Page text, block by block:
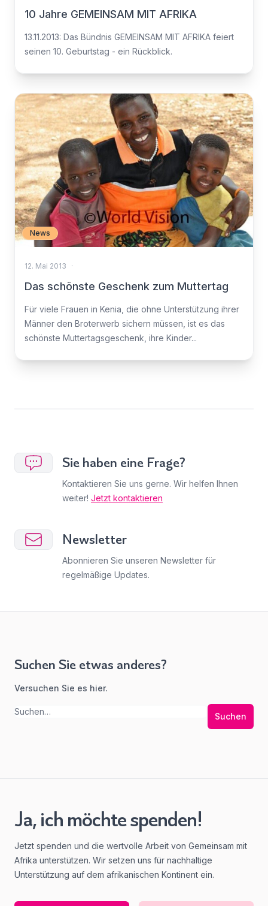
10 Jahre GEMEINSAM MIT AFRIKA
13.11.2013: Das Bündnis GEMEINSAM MIT AFRIKA feiert
seinen 10. Geburtstag - ein Rückblick.
News
12. Mai 2013 ·
Das schönste Geschenk zum Muttertag
Für viele Frauen in Kenia, die ohne Unterstützung ihrer
Männer den Broterwerb sichern müssen, ist es das
schönste Muttertagsgeschenk, ihre Kinder...
Sie haben eine Frage?
Kontaktieren Sie uns gerne. Wir helfen Ihnen
weiter! Jetzt kontaktieren
Newsletter
Abonnieren Sie unseren Newsletter für
regelmäßige Updates.
Suchen Sie etwas anderes?
Versuchen Sie es hier.
Suchen
Ja, ich möchte spenden!
Jetzt spenden und die wertvolle Arbeit von Gemeinsam mit
Afrika unterstützen. Wir setzen uns für nachhaltige
Unterstützung auf dem afrikanischen Kontinent ein.